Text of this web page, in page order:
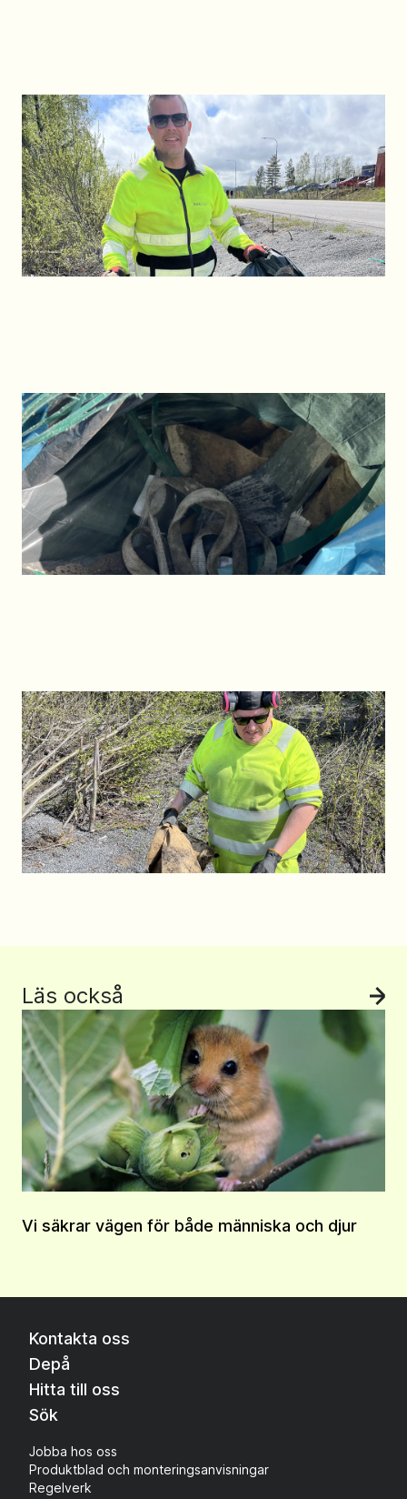
Läs också Se
Vi säkrar vägen för både människa och djur
Kontakta oss
Depå
Hitta till oss
Sök
Jobba hos oss
Produktblad och monteringsanvisningar
Regelverk